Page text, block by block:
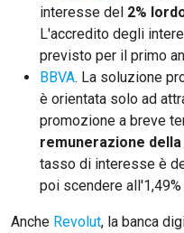
interesse del 2%
L'accredito degli
previsto per il primo
BBVA. La soluzione
è orientata solo ad
promozione a breve
remunerazione
tasso di interesse è
poi scendere
Anche Revolut, la banca